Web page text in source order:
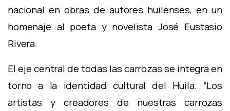
nacional en obras de autores huilenses, en un
homenaje al poeta y novelista José Eustasio
Rivera.
El eje central de todas las carrozas se integra en
torno a la identidad cultural del Huila. “Los
artistas y creadores de nuestras carrozas